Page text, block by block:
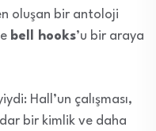
oluşan bir antoloji
bell hooks’u bir araya
Hall’un çalışması,
dar bir kimlik ve daha